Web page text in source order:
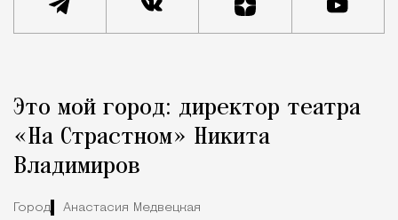
Город
Это мой город: директор театра
«На Страстном» Никита
Владимиров
Город Анастасия Медвецкая